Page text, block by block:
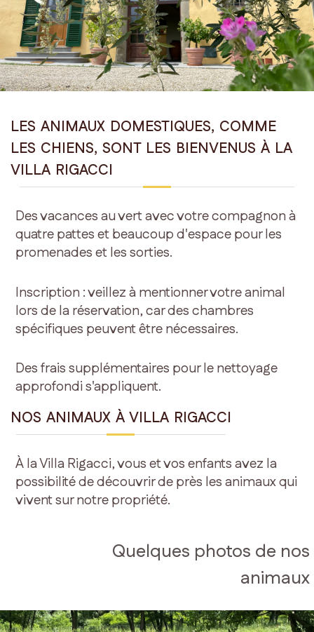
LES ANIMAUX DOMESTIQUES, COMME
LES CHIENS, SONT LES BIENVENUS À LA
VILLA RIGACCI
Des vacances au vert avec votre compagnon à
quatre pattes et beaucoup d'espace pour les
promenades et les sorties.
Inscription : veillez à mentionner votre animal
lors de la réservation, car des chambres
spécifiques peuvent être nécessaires.
Des frais supplémentaires pour le nettoyage
approfondi s'appliquent.
NOS ANIMAUX À VILLA RIGACCI
À la Villa Rigacci, vous et vos enfants avez la
possibilité de découvrir de près les animaux qui
vivent sur notre propriété.
Quelques photos de nos
animaux